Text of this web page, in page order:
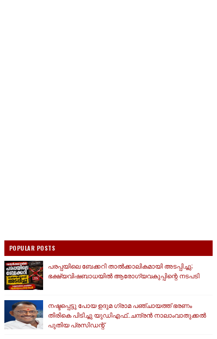
POPULAR POSTS
പരപ്പയിലെ ബേക്കറി താൽക്കാലികമായി അടപ്പിച്ചു;
ഭക്ഷ്യവിഷബാധയിൽ ആരോഗ്യവകുപ്പിന്റെ നടപടി
നഷ്ടപ്പെട്ടു പോയ ഉദുമ ഗ്രാമ പഞ്ചായത്ത് ഭരണം
തിരികെ പിടിച്ചു യുഡിഎഫ്..ചന്ദ്രൻ നാലാംവാതുക്കൽ
പുതിയ പ്രസിഡന്റ്